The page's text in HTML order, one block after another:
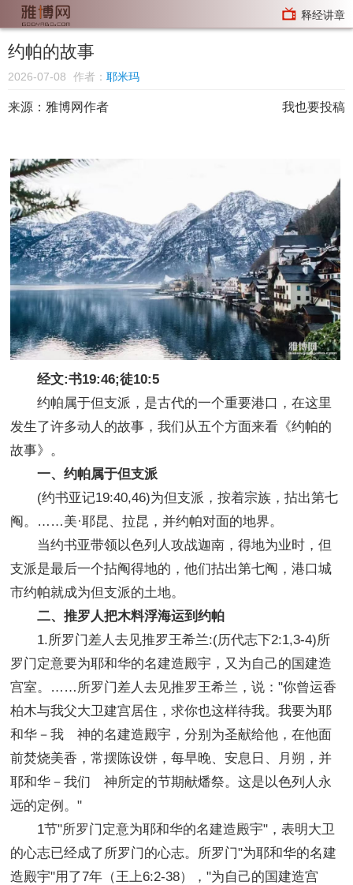
释经讲章
约帕的故事
2026-07-08 作者： 耶米玛
来源： 雅博网作者 我也要投稿
经文:书19:46;徒10:5
约帕属于但支派，是古代的一个重要港口，在这里
发生了许多动人的故事，我们从五个方面来看《约帕的
故事》。
一、约帕属于但支派
(约书亚记19:40,46)为但支派，按着宗族，拈出第七
阄。……美·耶昆、拉昆，并约帕对面的地界。
当约书亚带领以色列人攻战迦南，得地为业时，但
支派是最后一个拈阄得地的，他们拈出第七阄，港口城
市约帕就成为但支派的土地。
二、推罗人把木料浮海运到约帕
1.所罗门差人去见推罗王希兰:(历代志下2:1,3-4)所
罗门定意要为耶和华的名建造殿宇，又为自己的国建造
宫室。……所罗门差人去见推罗王希兰，说："你曾运香
柏木与我父大卫建宫居住，求你也这样待我。我要为耶
和华－我 神的名建造殿宇，分别为圣献给他，在他面
前焚烧美香，常摆陈设饼，每早晚、安息日、月朔，并
耶和华－我们 神所定的节期献燔祭。这是以色列人永
远的定例。"
1节"所罗门定意为耶和华的名建造殿宇"，表明大卫
的心志已经成了所罗门的心志。所罗门"为耶和华的名建
造殿宇"用了7年（王上6:2-38），"为自己的国建造宫